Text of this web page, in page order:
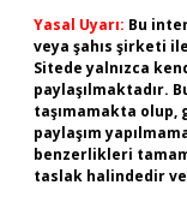
Yasal Uyarı: Bu
veya şahıs şirketi
Sitede yalnızca
paylaşılmaktadır.
taşımamakta olup,
paylaşım
benzerlikleri
taslak halindedir